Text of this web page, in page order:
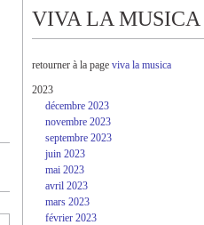
VIVA LA MUSICA
retourner à la page viva la musica
2023
décembre 2023
novembre 2023
septembre 2023
juin 2023
mai 2023
avril 2023
mars 2023
février 2023